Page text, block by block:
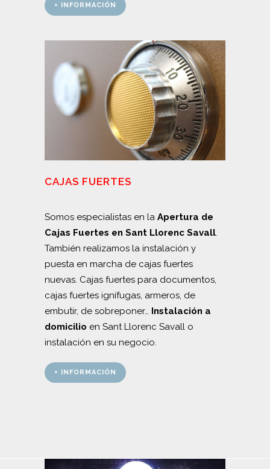
+ INFORMACIÓN
CAJAS FUERTES
Somos especialistas en la Apertura de
Cajas Fuertes en Sant Llorenc Savall.
También realizamos la instalación y
puesta en marcha de cajas fuertes
nuevas. Cajas fuertes para documentos,
cajas fuertes ignífugas, armeros, de
embutir, de sobreponer… Instalación a
domicilio en Sant Llorenc Savall o
instalación en su negocio.
+ INFORMACIÓN